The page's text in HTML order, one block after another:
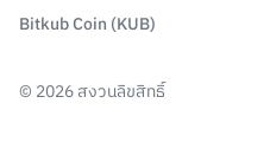
Bitkub Coin (KUB)
© 2026สงวนลิขสิทธิ์